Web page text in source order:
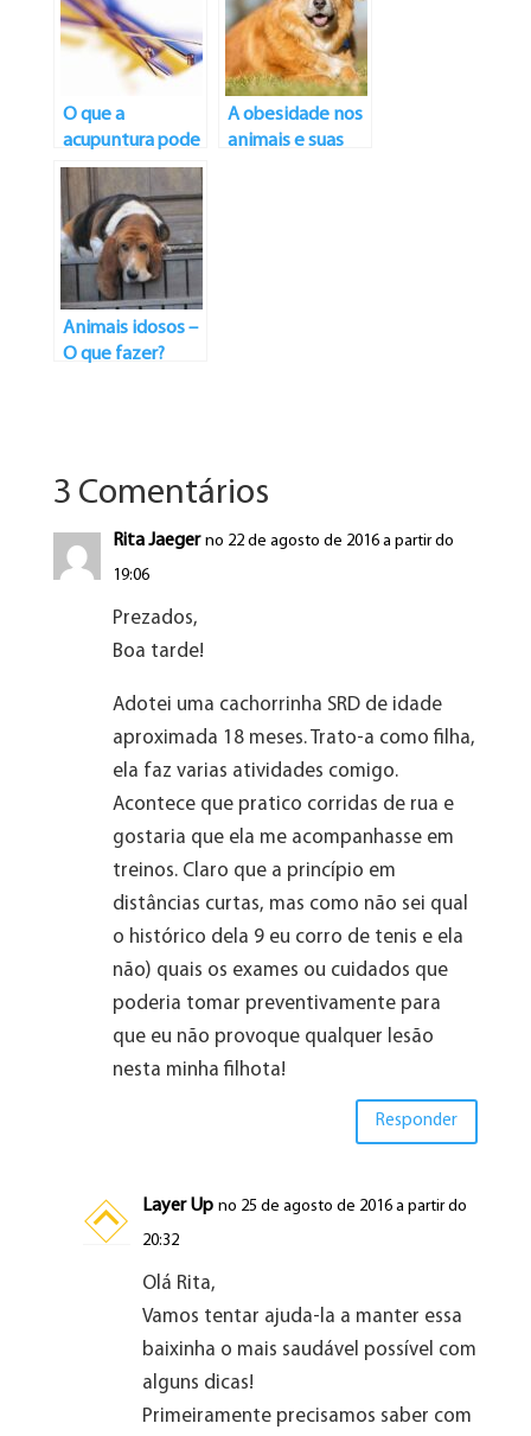
coluna torácica?
O que a
acupuntura pode
fazer?
A obesidade nos
animais e suas
Animais idosos –
O que fazer?
3 Comentários
Rita Jaeger no 22 de agosto de 2016 a partir do
19:06
Prezados,
Boa tarde!
Adotei uma cachorrinha SRD de idade
aproximada 18 meses. Trato-a como filha,
ela faz varias atividades comigo.
Acontece que pratico corridas de rua e
gostaria que ela me acompanhasse em
treinos. Claro que a princípio em
distâncias curtas, mas como não sei qual
o histórico dela 9 eu corro de tenis e ela
não) quais os exames ou cuidados que
poderia tomar preventivamente para
que eu não provoque qualquer lesão
nesta minha filhota!
Responder
Layer Up no 25 de agosto de 2016 a partir do
20:32
Olá Rita,
Vamos tentar ajuda-la a manter essa
baixinha o mais saudável possível com
alguns dicas!
Primeiramente precisamos saber com